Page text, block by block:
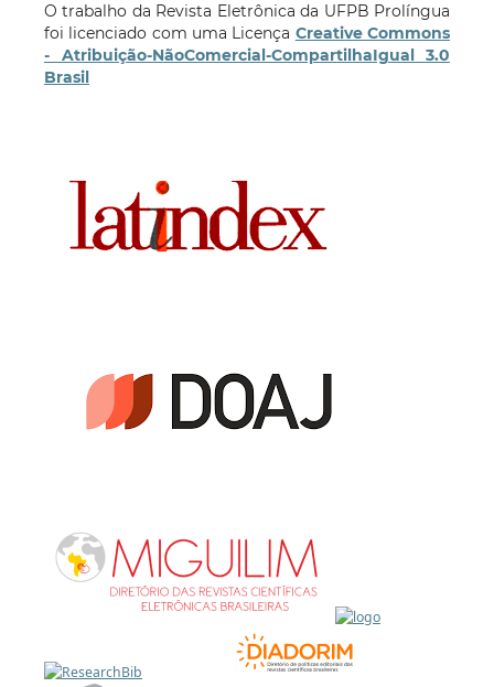
O trabalho da Revista Eletrônica da UFPB Prolíngua
foi licenciado com uma Licença Creative Commons
- Atribuição-NãoComercial-CompartilhaIgual 3.0
Brasil